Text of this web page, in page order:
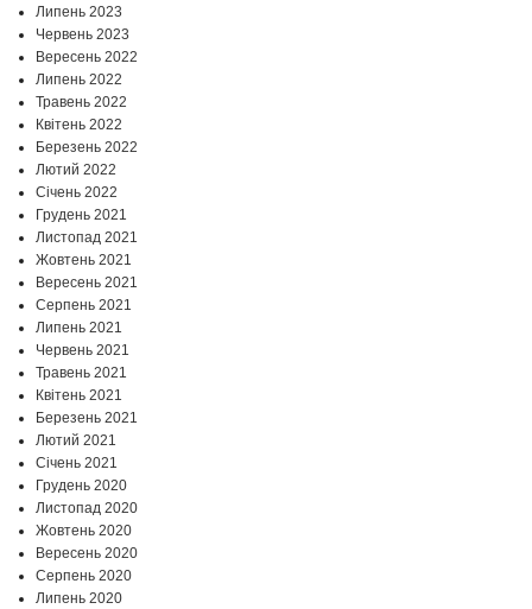
Липень 2023
Червень 2023
Вересень 2022
Липень 2022
Травень 2022
Квітень 2022
Березень 2022
Лютий 2022
Січень 2022
Грудень 2021
Листопад 2021
Жовтень 2021
Вересень 2021
Серпень 2021
Липень 2021
Червень 2021
Травень 2021
Квітень 2021
Березень 2021
Лютий 2021
Січень 2021
Грудень 2020
Листопад 2020
Жовтень 2020
Вересень 2020
Серпень 2020
Липень 2020